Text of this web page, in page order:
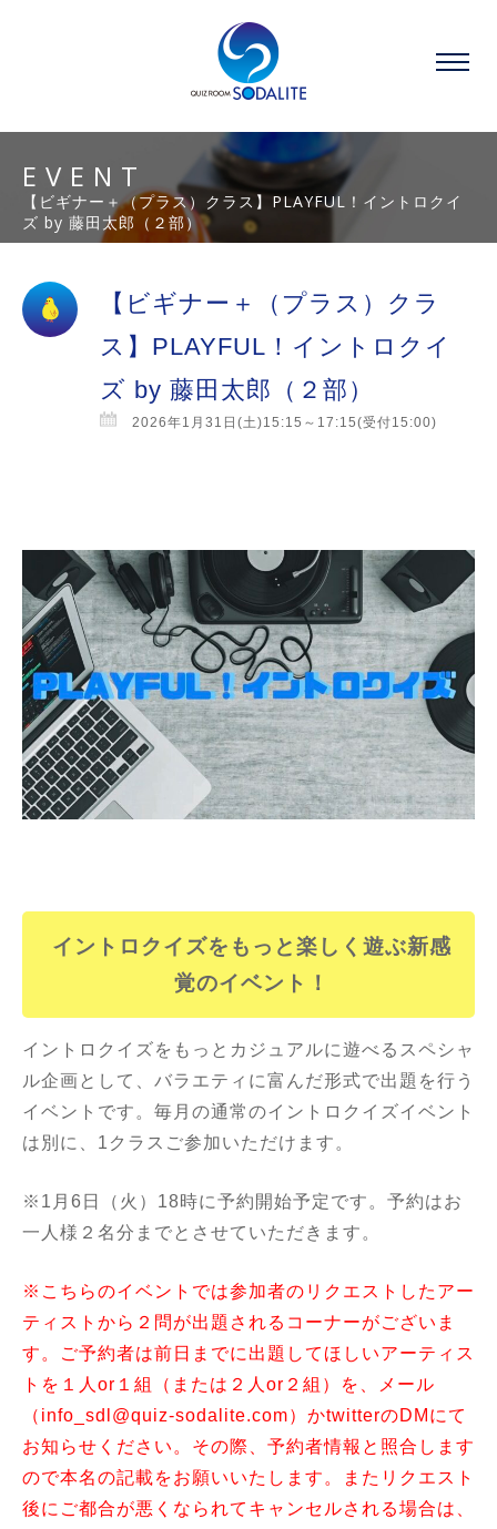
EVENT
【ビギナー＋（プラス）クラス】PLAYFUL！イントロクイ
ズ by 藤田太郎（２部）
【ビギナー＋（プラス）クラ
ス】PLAYFUL！イントロクイ
ズ by 藤田太郎（２部）
2026年1月31日(土)15:15～17:15(受付15:00)
イントロクイズをもっと楽しく遊ぶ新感
覚のイベント！
イントロクイズをもっとカジュアルに遊べるスペシャ
ル企画として、バラエティに富んだ形式で出題を行う
イベントです。毎月の通常のイントロクイズイベント
は別に、1クラスご参加いただけます。
※1月6日（火）18時に予約開始予定です。予約はお
一人様２名分までとさせていただきます。
※こちらのイベントでは参加者のリクエストしたアー
ティストから２問が出題されるコーナーがございま
す。ご予約者は前日までに出題してほしいアーティス
トを１人or１組（または２人or２組）を、メール
（info_sdl@quiz-sodalite.com）かtwitterのDMにて
お知らせください。その際、予約者情報と照合します
ので本名の記載をお願いいたします。またリクエスト
後にご都合が悪くなられてキャンセルされる場合は、